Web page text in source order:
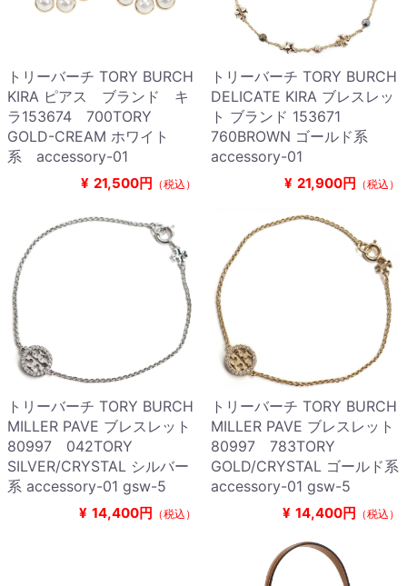
トリーバーチ TORY BURCH
KIRA ピアス ブランド キ
ラ153674 700TORY
GOLD-CREAM ホワイト
系 accessory-01
¥ 21,500円 （税込）
トリーバーチ TORY BURCH
DELICATE KIRA ブレスレッ
ト ブランド 153671
760BROWN ゴールド系
accessory-01
¥ 21,900円 （税込）
トリーバーチ TORY BURCH
MILLER PAVE ブレスレット
80997 042TORY
SILVER/CRYSTAL シルバー
系 accessory-01 gsw-5
¥ 14,400円 （税込）
トリーバーチ TORY BURCH
MILLER PAVE ブレスレット
80997 783TORY
GOLD/CRYSTAL ゴールド系
accessory-01 gsw-5
¥ 14,400円 （税込）